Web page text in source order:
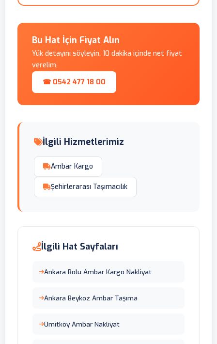
Bu Hat İçin Fiyat Alın
Yük detayını söyleyin, 10 dakika içinde net fiyat
verelim.
☎ 0542 477 18 00
İlgili Hizmetlerimiz
Ambar Kargo
Şehirlerarası Taşımacılık
İlgili Hat Sayfaları
Ankara Bolu Ambar Kargo Nakliyat
Ankara Beykoz Ambar Taşıma
Ümitköy Ambar Nakliyat